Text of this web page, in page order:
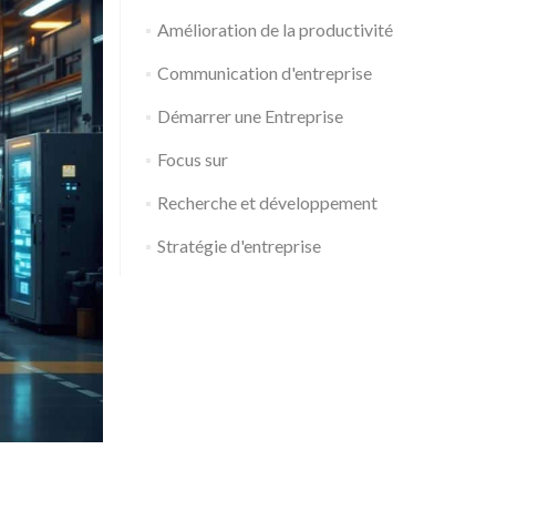
Amélioration de la productivité
Communication d'entreprise
Démarrer une Entreprise
Focus sur
Recherche et développement
Stratégie d'entreprise